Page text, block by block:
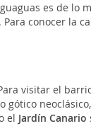
es de lo
conocer la
visitar el
gótico
el Jardín Canario